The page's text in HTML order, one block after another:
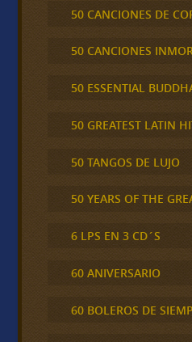
50 CANCIONES DE
50 CANCIONES
50 ESSENTIAL
50 GREATEST LATIN
50 TANGOS DE LUJO
50 YEARS OF THE
6 LPS EN 3 CD´S
60 ANIVERSARIO
60 BOLEROS DE